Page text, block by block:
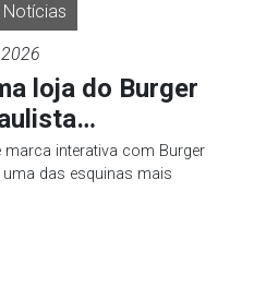
Notícias
loja do Burger
marca interativa com Burger
das esquinas mais